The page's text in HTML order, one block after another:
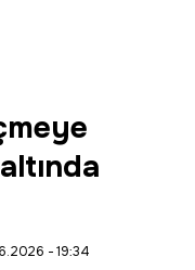
- 19:34